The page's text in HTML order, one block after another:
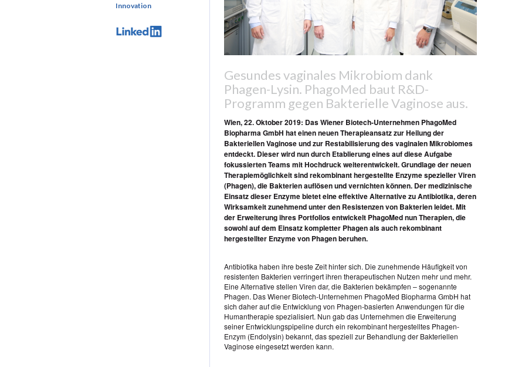
Innovation
Gesundes vaginales Mikrobiom dank
Phagen-Lysin. PhagoMed baut R&D-
Programm gegen Bakterielle Vaginose aus.
Wien, 22. Oktober 2019: Das Wiener Biotech-Unternehmen PhagoMed
Biopharma GmbH hat einen neuen Therapieansatz zur Heilung der
Bakteriellen Vaginose und zur Restabilisierung des vaginalen Mikrobiomes
entdeckt. Dieser wird nun durch Etablierung eines auf diese Aufgabe
fokussierten Teams mit Hochdruck weiterentwickelt. Grundlage der neuen
Therapiemöglichkeit sind rekombinant hergestellte Enzyme spezieller Viren
(Phagen), die Bakterien auflösen und vernichten können. Der medizinische
Einsatz dieser Enzyme bietet eine effektive Alternative zu Antibiotika, deren
Wirksamkeit zunehmend unter den Resistenzen von Bakterien leidet. Mit
der Erweiterung ihres Portfolios entwickelt PhagoMed nun Therapien, die
sowohl auf dem Einsatz kompletter Phagen als auch rekombinant
hergestellter Enzyme von Phagen beruhen.
Antibiotika haben ihre beste Zeit hinter sich. Die zunehmende Häufigkeit von
resistenten Bakterien verringert ihren therapeutischen Nutzen mehr und mehr.
Eine Alternative stellen Viren dar, die Bakterien bekämpfen – sogenannte
Phagen. Das Wiener Biotech-Unternehmen PhagoMed Biopharma GmbH hat
sich daher auf die Entwicklung von Phagen-basierten Anwendungen für die
Humantherapie spezialisiert. Nun gab das Unternehmen die Erweiterung
seiner Entwicklungspipeline durch ein rekombinant hergestelltes Phagen-
Enzym (Endolysin) bekannt, das speziell zur Behandlung der Bakteriellen
Vaginose eingesetzt werden kann.